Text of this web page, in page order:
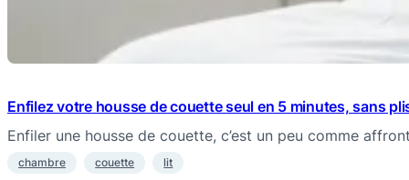
Enfilez votre housse de couette seul en 5 minutes, sans
Enfiler une housse de couette, c’est un peu comme
chambre couette
lit